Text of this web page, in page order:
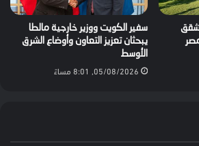
شقق
سفير الكويت ووزير خارجية مالطا
يبحثان تعزيز التعاون وأوضاع الشرق
الأوسط
05/08/2026, 8:01 مساءً